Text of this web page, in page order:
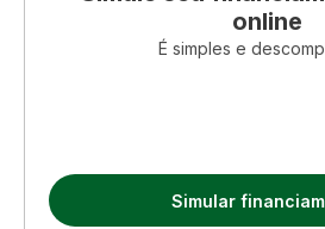
online
É simples e
Simular